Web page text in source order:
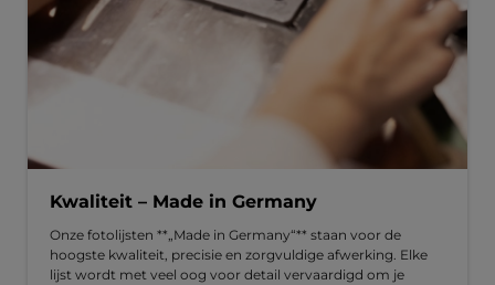
Kwaliteit – Made in Germany
Onze fotolijsten **„Made in Germany“** staan voor de
hoogste kwaliteit, precisie en zorgvuldige afwerking. Elke
lijst wordt met veel oog voor detail vervaardigd om je